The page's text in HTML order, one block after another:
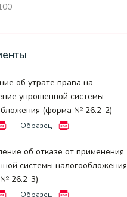
об утрате права на
упрощенной системы
(форма № 26.2-2)
Образец
об отказе от применения
системы налогообложения
26.2-3)
Образец